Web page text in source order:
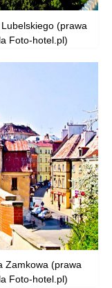
(prawa
Foto-hotel.pl)
Zamkowa (prawa
Foto-hotel.pl)